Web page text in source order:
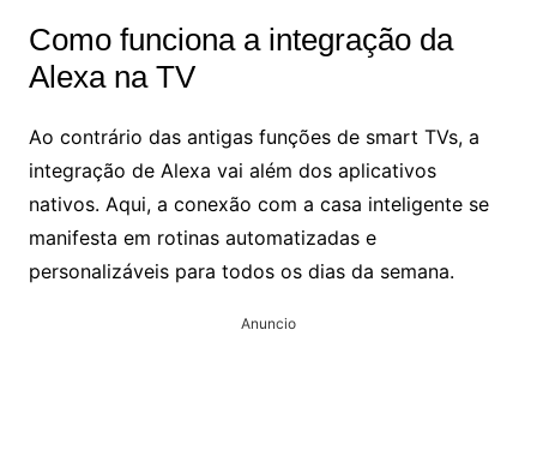
Como funciona a integração da
Alexa na TV
Ao contrário das antigas funções de smart TVs, a
integração de Alexa vai além dos aplicativos
nativos. Aqui, a conexão com a casa inteligente se
manifesta em rotinas automatizadas e
personalizáveis para todos os dias da semana.
Anuncio